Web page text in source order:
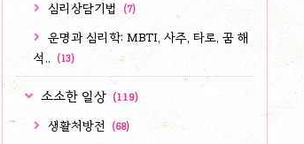
심리상담기법 (7)
운명과 심리학: MBTI, 사주, 타로, 꿈 해
석..
(13)
소소한 일상 (119)
생활처방전 (68)